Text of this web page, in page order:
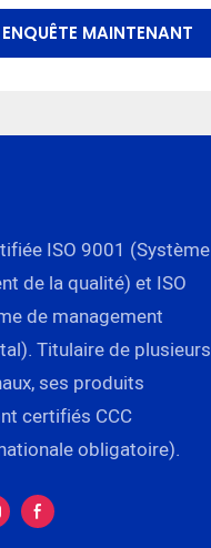
MAINTENANT
ISO 9001 (Système
de la qualité) et ISO
de management
Titulaire de plusieurs
ses produits
certifiés CCC
obligatoire).